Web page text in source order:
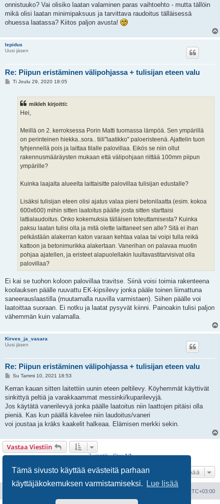
Tämä sivusto käyttää evästeitä parhaan
käyttäjäkokemuksen varmistamiseksi.
Lue lisää
onnistuuko? Vai olisiko laatan valaminen paras vaihtoehto - mutta tällöin
mikä olisi laatan minimipaksuus ja tarvittava raudoitus tälläisessä
ohuessa laatassa? Kiitos paljon avusta!
lepidus
Uusi jäsen
Re: Piipun eristäminen välipohjassa + tulisijan eteen valu
VTi Joulu 29, 2020 18:05
mikleh kirjoitti:
Hei,
Meillä on 2. kerroksessa Porin Matti tuomassa lämpöä. Sen ympärillä
on perinteinen hiekka..sora.. tiili"laatikko" paloeristeenä. Ajattelin tuon
tyhjennellä pois ja laittaa tilalle palovillaa. Eikös se niin ollut
rakennusmääräysten mukaan että välipohjaan riittää 100mm piipun
ympärille?
Kuinka laajalta alueelta laittaisitte palovillaa tulisijan edustalle?
Lisäksi tulisijan eteen olisi ajatus valaa pieni betonilaatta (esim. kokoa
600x600) mihin sitten laatoitus päälle josta sitten starttaisi
lattialaudoitus. Onko kokemuksia tälläisen toteuttamisesta? Kuinka
paksu laatan tulisi olla ja mitä olette laittaneet sen alle? Sitä ei ihan
pelkästään alakerran katon varaan kehtaa valaa tai voipi tulla reikä
kattoon ja betonimurikka alakertaan. Vanerihan on palavaa muotin
pohjaa ajatellen, ja eristeet alapuolellakin luultavastitarvisivat olla
palovillaa?
Ei kai se tuohon koloon palovillaa travitse. Siinä voisi toimia rakenteena
koolauksen päälle ruuvattu EK-kipsilevy jonka pääle toinen liimattuna
saneerauslaastilla (muutamalla ruuvilla varmistaen). Siihen päälle voi
laatoittaa suoraan. Ei notku ja laatat pysyvät kiinni. Painoakin tulisi paljon
vähemmän kuin valamalla.
Kirves_ja_vasara
Uusi jäsen
Re: Piipun eristäminen välipohjassa + tulisijan eteen valu
V
e
t
i
Su Tammi 10, 2021 18:53
Kerran kauan sitten laitettiin uunin eteen peltilevy. Köyhemmät käyttivät
sinkittyä peltiä ja varakkaammat messinki/kuparilevyjä.
Jos käytätä vanerilevyä jonka päälle laatoitus niin laattojen pitäisi olla
pieniä. Kas kun päällä kävelee niin laudoitus/vaneri
voi joustaa ja kräks kaakelit halkeaa. Elämisen merkki sekin.
Vastaa Viestiin
7 viestiä • Sivu1/1
Hyppää
UTC+03:00